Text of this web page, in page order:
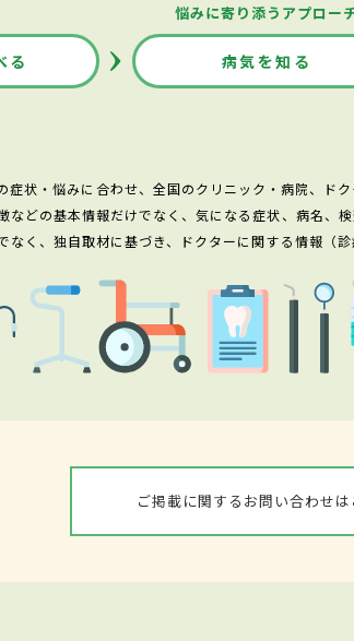
悩みに寄り添うアプロー
る 病気を知る
症状・悩みに合わせ、全国のクリニック・病院、ド
どの基本情報だけでなく、気になる症状、病名、
なく、独自取材に基づき、ドクターに関する情報（
ご掲載に関するお問い合わせは